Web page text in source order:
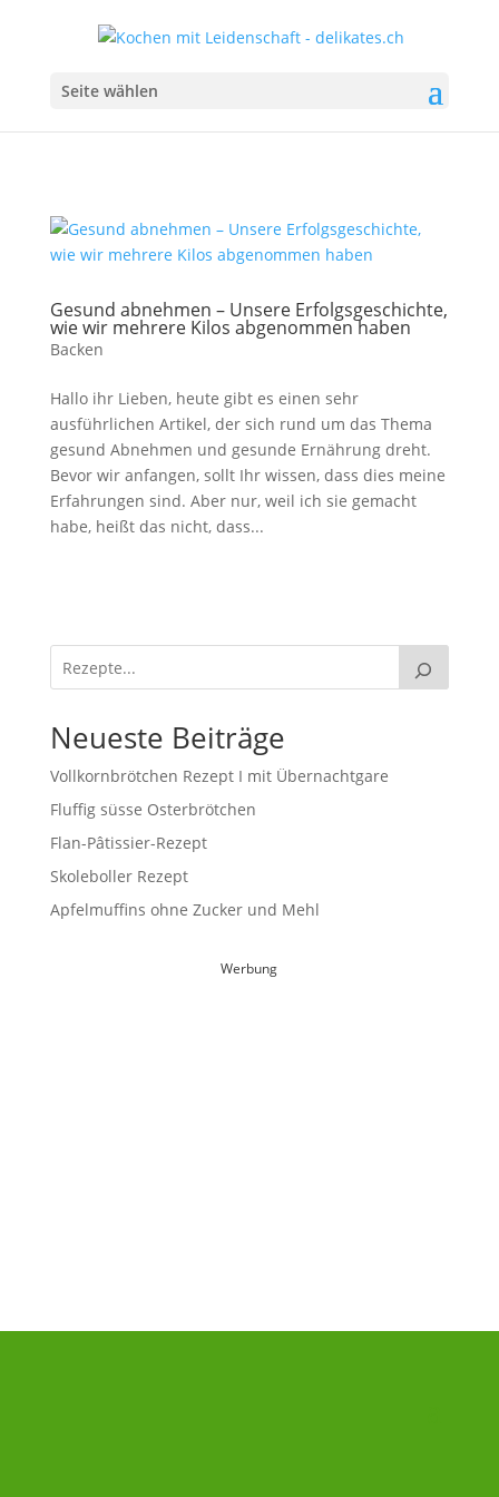
Seite wählen
Gesund abnehmen – Unsere Erfolgsgeschichte,
wie wir mehrere Kilos abgenommen haben
Backen
Hallo ihr Lieben, heute gibt es einen sehr
ausführlichen Artikel, der sich rund um das Thema
gesund Abnehmen und gesunde Ernährung dreht.
Bevor wir anfangen, sollt Ihr wissen, dass dies meine
Erfahrungen sind. Aber nur, weil ich sie gemacht
habe, heißt das nicht, dass...
Neueste Beiträge
Vollkornbrötchen Rezept I mit Übernachtgare
Fluffig süsse Osterbrötchen
Flan-Pâtissier-Rezept
Skoleboller Rezept
Apfelmuffins ohne Zucker und Mehl
Werbung